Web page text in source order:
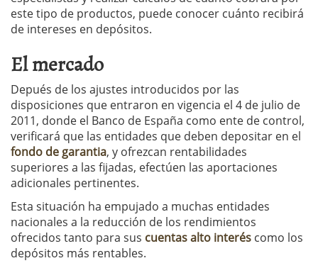
este tipo de productos, puede conocer cuánto recibirá
de intereses en depósitos.
El mercado
Depués de los ajustes introducidos por las
disposiciones que entraron en vigencia el 4 de julio de
2011, donde el Banco de España como ente de control,
verificará que las entidades que deben depositar en el
fondo de garantia, y ofrezcan rentabilidades
superiores a las fijadas, efectúen las aportaciones
adicionales pertinentes.
Esta situación ha empujado a muchas entidades
nacionales a la reducción de los rendimientos
ofrecidos tanto para sus cuentas alto interés como los
depósitos más rentables.